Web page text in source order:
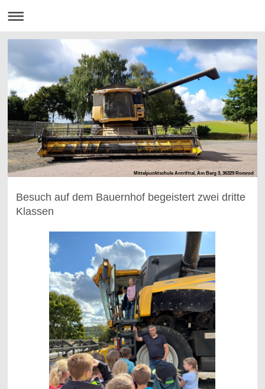
Mittelpunktschule Antrifttal, Am Berg 3, 36329 Romrod
Besuch auf dem Bauernhof begeistert zwei dritte
Klassen